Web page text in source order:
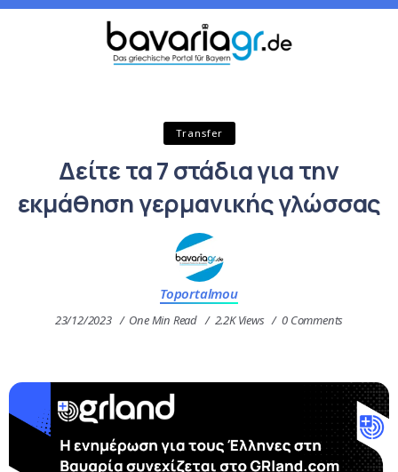
Transfer
Δείτε τα 7 στάδια για την
εκμάθηση γερμανικής γλώσσας
Toportalmou
23/12/2023 One Min Read 2.2K Views 0 Comments